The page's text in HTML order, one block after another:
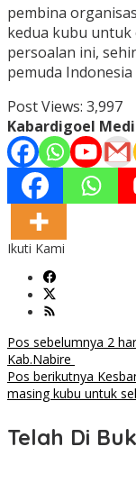
pembina
kedua kubu untuk
persoalan ini,
pemuda
Post Views: 3,997
Kabardigoel
Ikuti Kami
Navigasi
pos
Pos sebelumnya 2
Kab.Nabire
Pos berikutnya
masing kubu untuk
Telah Di